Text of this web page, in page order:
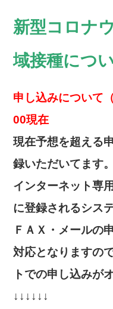
新型コロナ
域接種につ
申し込みについて
00現在
現在予想を超える
録いただいてます。
インターネット専
に登録されるシス
ＦＡＸ・メールの
対応となりますの
トでの申し込みが
↓↓↓↓↓↓